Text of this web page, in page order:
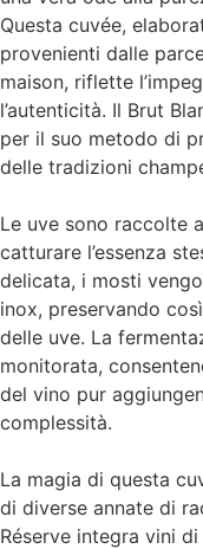
Questa cuvée,
provenienti dalle
maison, riflette
l’autenticità. Il Brut
per il suo metodo di
delle tradizioni
Le uve sono raccolte
catturare l’essenza
delicata, i mosti
inox, preservando
delle uve. La
monitorata,
del vino pur
complessità.
La magia di questa
di diverse annate di
Réserve integra vini